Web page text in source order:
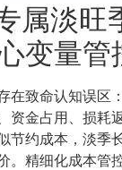
属淡旺
变量管
在致命认知误区
资金占用、损耗
节约成本，淡季
。精细化成本管